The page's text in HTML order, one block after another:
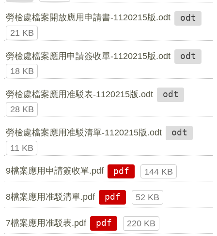
勞檢處檔案開放應用申請書-1120215版.odt
odt
21 KB
勞檢處檔案應用申請簽收單-1120215版.odt
odt
18 KB
勞檢處檔案應用准駁表-1120215版.odt
odt
28 KB
勞檢處檔案應用准駁清單-1120215版.odt
odt
11 KB
9檔案應用申請簽收單.pdf pdf 144 KB
8檔案應用准駁清單.pdf pdf 52 KB
7檔案應用准駁表.pdf pdf 220 KB